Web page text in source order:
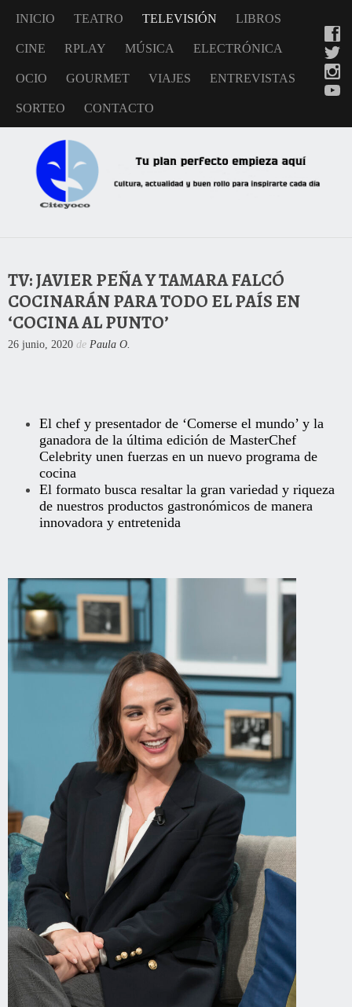
INICIO TEATRO TELEVISIÓN LIBROS
CINE RPLAY MÚSICA ELECTRÓNICA
OCIO GOURMET VIAJES ENTREVISTAS
SORTEO CONTACTO
TV: JAVIER PEÑA Y TAMARA FALCÓ
COCINARÁN PARA TODO EL PAÍS EN
‘COCINA AL PUNTO’
26 junio, 2020 de Paula O.
El chef y presentador de ‘Comerse el mundo’ y la
ganadora de la última edición de MasterChef
Celebrity unen fuerzas en un nuevo programa de
cocina
El formato busca resaltar la gran variedad y riqueza
de nuestros productos gastronómicos de manera
innovadora y entretenida